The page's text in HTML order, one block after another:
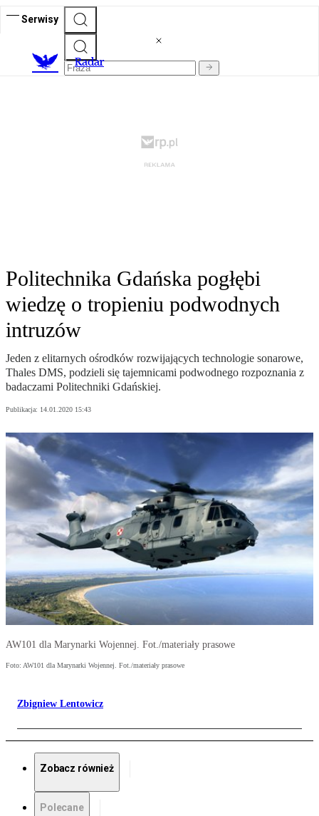
Serwisy
Radar
Politechnika Gdańska pogłębi
wiedzę o tropieniu podwodnych
intruzów
Jeden z elitarnych ośrodków rozwijających technologie sonarowe,
Thales DMS, podzieli się tajemnicami podwodnego rozpoznania z
badaczami Politechniki Gdańskiej.
Publikacja: 14.01.2020 15:43
AW101 dla Marynarki Wojennej. Fot./materiały prasowe
Foto: AW101 dla Marynarki Wojennej. Fot./materiały prasowe
Zbigniew Lentowicz
Zobacz również
Polecane